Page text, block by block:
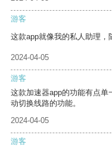
游客
这款app就像我的私人助理，
2024-04-05
游客
这款加速器app的功能有点单
动切换线路的功能。
2024-04-05
游客